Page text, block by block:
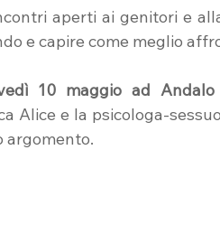
aperti ai genitori e
e capire come meglio
10 maggio ad Andalo
Alice e la psicologa-
argomento.